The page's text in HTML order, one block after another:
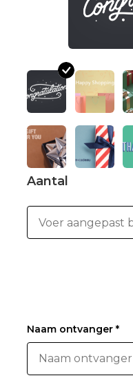
Aantal
Naam ontvanger *